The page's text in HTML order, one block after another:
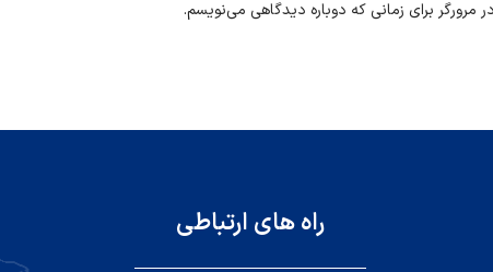
مرورگر برای زمانی که دوباره دیدگاهی می‌نویسم.
راه های ارتباطی